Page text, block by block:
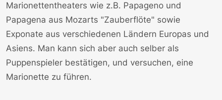
Marionettentheaters wie z.B. Papageno und
Papagena aus Mozarts "Zauberflöte" sowie
Exponate aus verschiedenen Ländern Europas und
Asiens. Man kann sich aber auch selber als
Puppenspieler bestätigen, und versuchen, eine
Marionette zu führen.